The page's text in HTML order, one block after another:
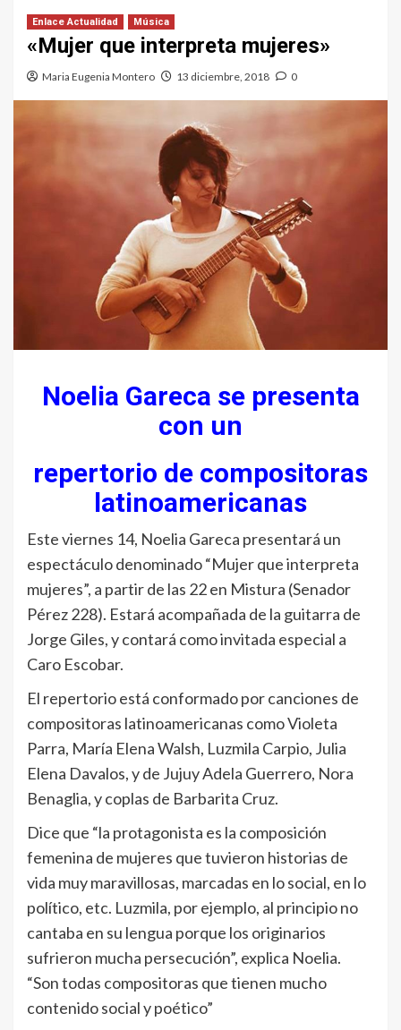
Enlace Actualidad Música
«Mujer que interpreta mujeres»
Maria Eugenia Montero 13 diciembre, 2018 0
Noelia Gareca se presenta
con un
repertorio de compositoras
latinoamericanas
Este viernes 14, Noelia Gareca presentará un
espectáculo denominado “Mujer que interpreta
mujeres”, a partir de las 22 en Mistura (Senador
Pérez 228). Estará acompañada de la guitarra de
Jorge Giles, y contará como invitada especial a
Caro Escobar.
El repertorio está conformado por canciones de
compositoras latinoamericanas como Violeta
Parra, María Elena Walsh, Luzmila Carpio, Julia
Elena Davalos, y de Jujuy Adela Guerrero, Nora
Benaglia, y coplas de Barbarita Cruz.
Dice que “la protagonista es la composición
femenina de mujeres que tuvieron historias de
vida muy maravillosas, marcadas en lo social, en lo
político, etc. Luzmila, por ejemplo, al principio no
cantaba en su lengua porque los originarios
sufrieron mucha persecución”, explica Noelia.
“Son todas compositoras que tienen mucho
contenido social y poético”